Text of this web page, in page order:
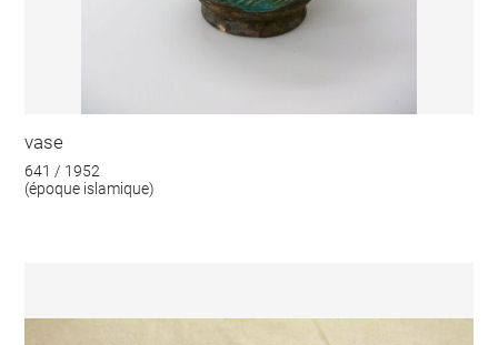
vase
641 / 1952
(époque islamique)